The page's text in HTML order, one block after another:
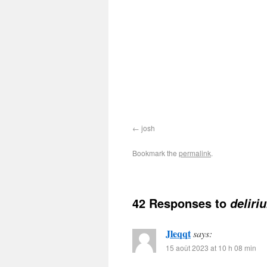
josh
Bookmark the permalink.
42 Responses to
Jleqqtsays:
15 août 2023 at 10 h 08 min